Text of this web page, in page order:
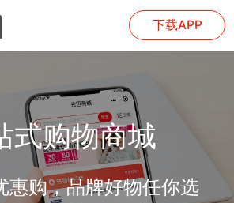
下载APP
式购物商城
惠购，品牌好物任你选